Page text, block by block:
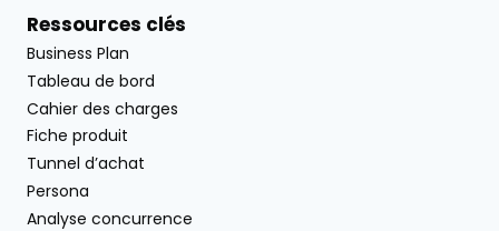
Ressources clés
Business Plan
Tableau de bord
Cahier des charges
Fiche produit
Tunnel d’achat
Persona
Analyse concurrence